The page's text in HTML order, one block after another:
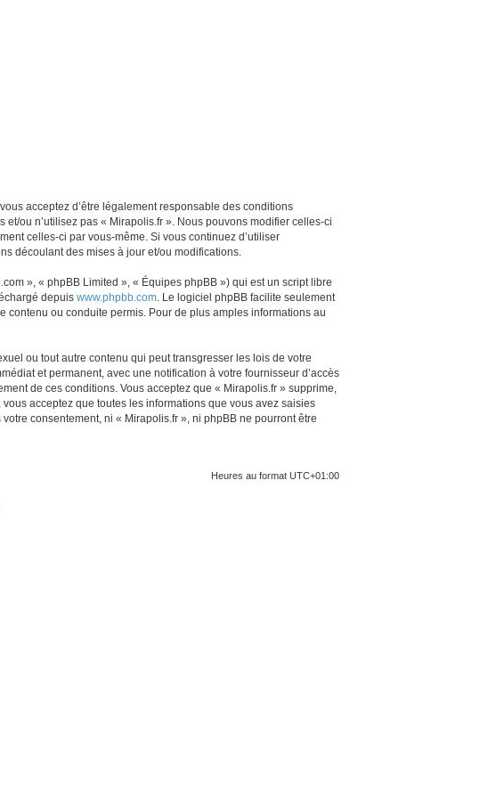
acceptez d’être légalement responsable des conditions
ou n’utilisez pas « Mirapolis.fr ». Nous pouvons modifier celles-ci
celles-ci par vous-même. Si vous continuez d’utiliser
découlant des mises à jour et/ou modifications.
», « phpBB Limited », « Équipes phpBB ») qui est un script libre
depuis www.phpbb.com . Le logiciel phpBB facilite seulement
contenu ou conduite permis. Pour de plus amples informations au
ou tout autre contenu qui peut transgresser les lois de votre
et permanent, avec une notification à votre fournisseur d’accès
de ces conditions. Vous acceptez que « Mirapolis.fr » supprime,
acceptez que toutes les informations que vous avez saisies
consentement, ni « Mirapolis.fr », ni phpBB ne pourront être
Heures au format UTC+01:00